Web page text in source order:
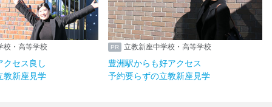
校・高等学校
クセス良し
教新座見学
立教新座中学校・高等学校
豊洲駅からも好アクセス
予約要らずの立教新座見学